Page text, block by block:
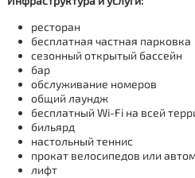
ресторан
бесплатная частная парковка
сезонный открытый бассейн
бар
обслуживание номеров
общий лаундж
бесплатный Wi-Fi на всей
бильярд
настольный теннис
прокат велосипедов или
лифт